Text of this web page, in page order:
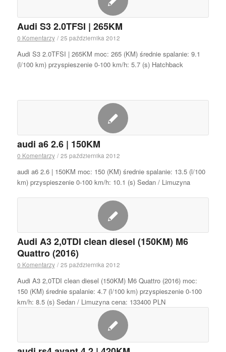
Audi S3 2.0TFSI | 265KM
0 Komentarzy / 25 października 2012
Audi S3 2.0TFSI | 265KM moc: 265 (KM) średnie spalanie: 9.1
(l/100 km) przyspieszenie 0-100 km/h: 5.7 (s) Hatchback
audi a6 2.6 | 150KM
0 Komentarzy / 25 października 2012
audi a6 2.6 | 150KM moc: 150 (KM) średnie spalanie: 13.5 (l/100
km) przyspieszenie 0-100 km/h: 10.1 (s) Sedan / Limuzyna
Audi A3 2,0TDI clean diesel (150KM) M6
Quattro (2016)
0 Komentarzy / 25 października 2012
Audi A3 2,0TDI clean diesel (150KM) M6 Quattro (2016) moc:
150 (KM) średnie spalanie: 4.7 (l/100 km) przyspieszenie 0-100
km/h: 8.5 (s) Sedan / Limuzyna cena: 133400 PLN